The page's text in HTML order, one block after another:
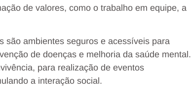
de valores, como o trabalho em equipe, a
são ambientes seguros e acessíveis para
de doenças e melhoria da saúde mental.
para realização de eventos
a interação social.